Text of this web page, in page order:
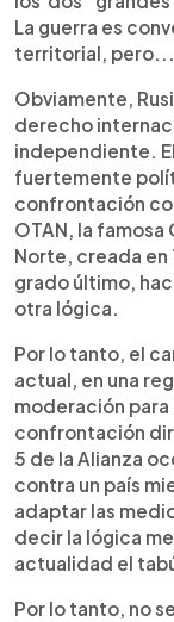
La guerra es
territorial, pero...
Obviamente,
derecho
independiente.
fuertemente
confrontación
OTAN, la
Norte, creada en
grado último,
otra lógica.
Por lo tanto, el
actual, en una
moderación
confrontación
5 de la Alianza
contra un país
adaptar las
decir la lógica
actualidad el
Por lo tanto, no